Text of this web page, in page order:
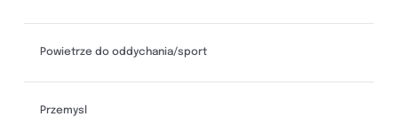
Powietrze do oddychania/sport
Przemysl